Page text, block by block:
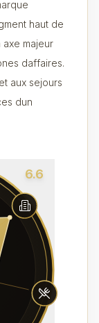
haut de
axe majeur
daffaires.
aux sejours
dun
6.6